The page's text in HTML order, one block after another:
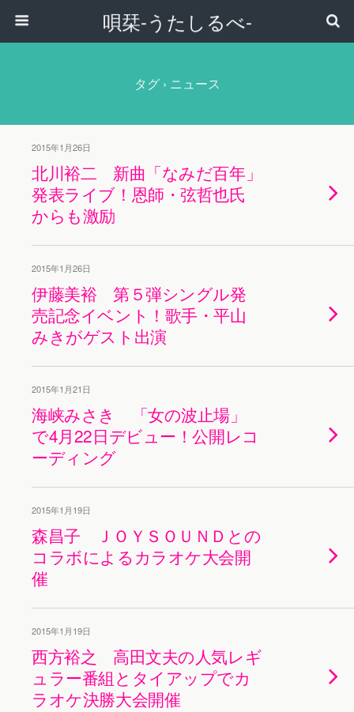
唄栞-うたしるべ-
タグ › ニュース
2015年1月26日
北川裕二 新曲「なみだ百年」
発表ライブ！恩師・弦哲也氏
からも激励
2015年1月26日
伊藤美裕 第５弾シングル発
売記念イベント！歌手・平山
みきがゲスト出演
2015年1月21日
海峡みさき 「女の波止場」
で4月22日デビュー！公開レコ
ーディング
2015年1月19日
森昌子 ＪＯＹＳＯＵＮＤとの
コラボによるカラオケ大会開
催
2015年1月19日
西方裕之 高田文夫の人気レギ
ュラー番組とタイアップでカ
ラオケ決勝大会開催